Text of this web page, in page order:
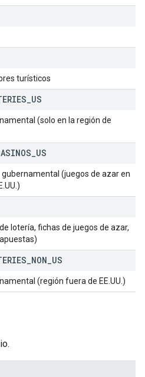
turísticos
US
(solo en la región de
US
(juegos de azar en
lotería, fichas de juegos de azar,
NON US
(región fuera de EE.UU.)